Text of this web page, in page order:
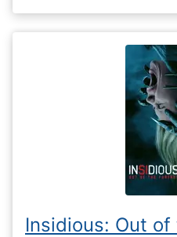
Insidious: Out